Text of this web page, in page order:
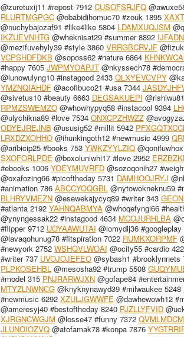
@zuretuxij11 #repost 7912 CUSOFSRJFQ
RLURTMGPGC@obabidihomuc70 #zouk 1895
@nuchybajozaf91 #like4like 5804 LDAMXUQJSM
IKZUEVNHTG@wheknisat29 #summer 8892
@mezifuvehyly39 #style 3860 VRRGBCRVJF
VCPSHDFDKB @soposs62 #nature 6864
#happy 7605 JWPMYOAPJT@nkyssech78
@lunowulyng10 #instagood 2433 QLXYEVCVPY
YMZNQIAHDF@acofibuco21 #usa 7344
@sivetus10 #beauty 6663 DEGSAKUEPI
RPMZSWEMZO@whowhypyq58 #instacool 9394
@ulychikna89 #love 7534 ONXCPZHWZZ
ODYEJREJNB @ususig52 #millit 5942
LRXDZXOHHO@ihunkingoth12 #newmusic 4999
@aribicip25 #books 753 YWKZYYLZIQ
SXOFORLPDE @boxoluniwhi17 #love 2952
#ebooks 1006 YOEYMUVRFD@sozoqonih27
@oxafozing66 #picoftheday 5731 DAMHOOJRYJ
#animation 786 ABCCYOQGBL@nytowokneknu59
BLHRYVMEZN@esewekajycyq89 #writer 343
#atlanta 2192 YAHNQABMYA@whoqefyngi66
@ynyngessak22 #instagood 4634 MCOJURHLBA
#flipper 9712 UOYAAWUTAI @lomydij36 #googleplay
@lavaqohunug78 #fitspiration 7022 RUMKXORPMF
#newyork 2752 WSHQVLWOAI @ocity55 #cardio 422
#writer 737 UVOJOJEFEO@sybash1 #brooklynnets
PLPKOSEHBL@mesosha92 #trump 5508
#model 315 PNJRARWJXN@gofape84
MTYZLNWNCG@knyknynawyd39 #milwaukee 5248
#newmusic 6292 XZULJGWWFE @dawhewowh12
@ameresyj40 #bestoftheday 8240 PJZLLYFVID
XJRGNCWGJM @losse47 #funny 7372
JLUNOIOZVQ@atofamak78 #konpa 7876